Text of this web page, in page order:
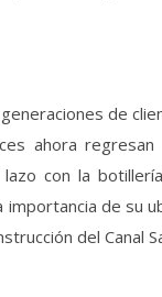
de
ahora
con la
de su
del Canal